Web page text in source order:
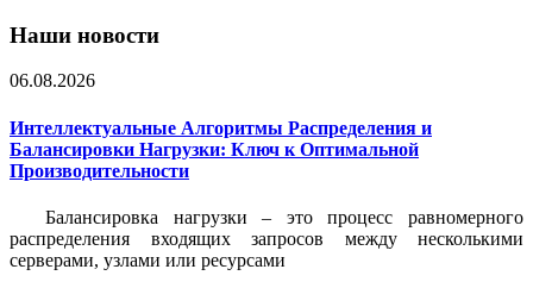
Наши новости
06.08.2026
Интеллектуальные Алгоритмы Распределения и
Балансировки Нагрузки: Ключ к Оптимальной
Производительности
Балансировка нагрузки – это процесс равномерного
распределения входящих запросов между несколькими
серверами, узлами или ресурсами